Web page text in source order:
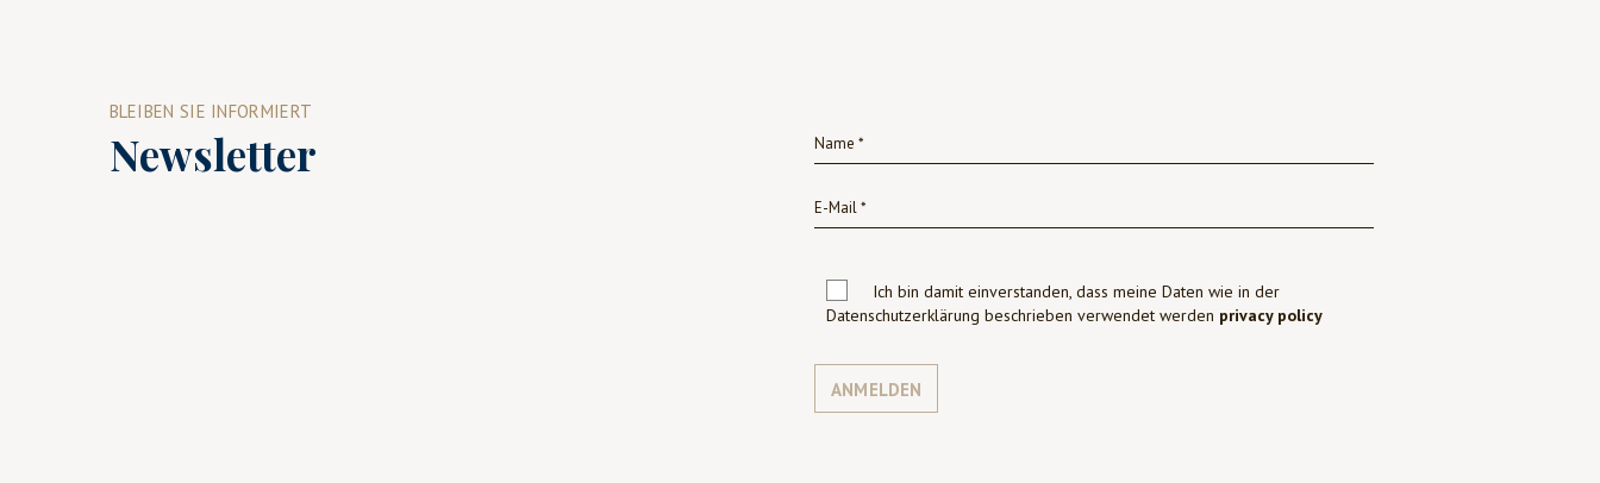
BLEIBEN SIE INFORMIERT
Newsletter
Ich bin damit einverstanden, dass meine Daten wie in der
Datenschutzerklärung beschrieben verwendet werden privacy policy
ANMELDEN